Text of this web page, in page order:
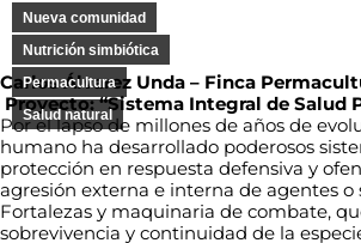
Nueva comunidad
Nutrición simbiótica
Permacultura
Salud natural
Carlos Álvarez Unda – Finca
Proyecto: “Sistema Integral de Salud
Por el lapso de millones de años de
humano ha desarrollado poderosos
protección en respuesta defensiva y
agresión externa e interna de agentes o
Fortalezas y maquinaria de combate,
sobrevivencia y continuidad de la